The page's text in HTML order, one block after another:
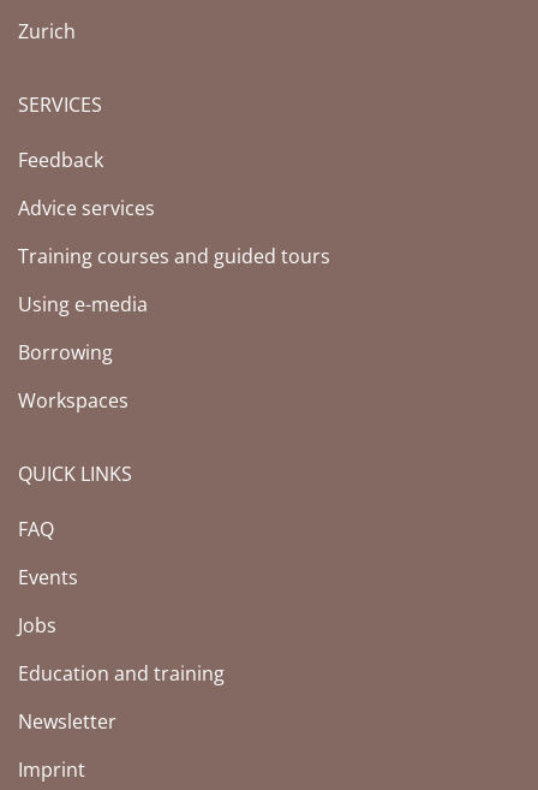
Zurich
SERVICES
Feedback
Advice services
Training courses and guided tours
Using e-media
Borrowing
Workspaces
QUICK LINKS
FAQ
Events
Jobs
Education and training
Newsletter
Imprint